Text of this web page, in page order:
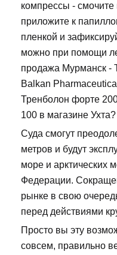
компрессы - смочите
приложите к
пленкой и
можно при помощи
продажа Мурманск -
Balkan
Тренболон форте
100 в магазине Ухта?
Суда смогут
метров и будут
море и арктических
Федерации.
рынке в свою
перед действиями
Просто вы эту
совсем, правильно